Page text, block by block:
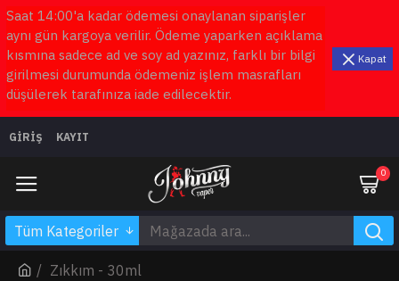
Saat 14:00'a kadar ödemesi onaylanan siparişler
aynı gün kargoya verilir. Ödeme yaparken açıklama
kısmına sadece ad ve soy ad yazınız, farklı bir bilgi
girilmesi durumunda ödemeniz işlem masrafları
düşülerek tarafınıza iade edilecektir.
Kapat
GIRIŞ KAYIT
0
Tüm Kategoriler
Zıkkım - 30ml